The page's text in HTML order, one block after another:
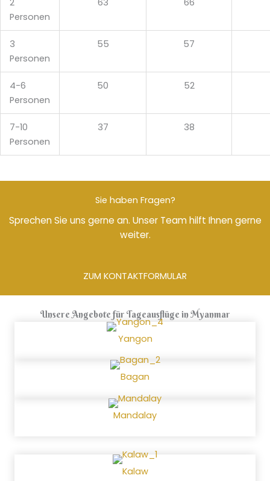
Personen
3
Personen
55 57
4-6
Personen
50 52
7-10
Personen
37 38
Sie haben Fragen?
Sprechen Sie uns gerne an. Unser Team hilft Ihnen gerne
weiter.
ZUM KONTAKTFORMULAR
Unsere Angebote für Tageausflüge in Myanmar
Yangon
Bagan
Mandalay
Kalaw